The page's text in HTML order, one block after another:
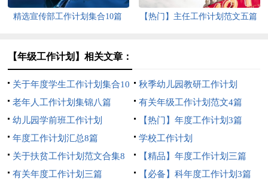
精选宣传部工作计划集合10篇 【热门】主任工作计划范文五篇
【年级工作计划】相关文章：
关于年度学生工作计划集合10
篇
秋季幼儿园教研工作计划
老年人工作计划集锦八篇
有关年级工作计划范文4篇
幼儿园学前班工作计划
【热门】年度工作计划3篇
年度工作计划汇总8篇
学校工作计划
关于扶贫工作计划范文合集8
篇
【精品】年度工作计划三篇
有关年度工作计划三篇
【必备】科年度工作计划3篇